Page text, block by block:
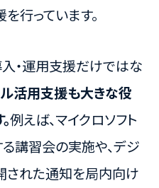
行っています。
・運用支援だけではな
活用支援も大きな役
例えば、マイクロソフト
講習会の実施や、デジ
された通知を局内向け